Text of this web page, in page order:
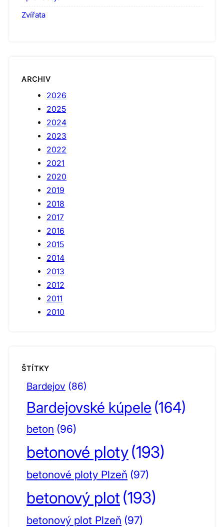
Zvířata
ARCHIV
2026
2025
2024
2023
2022
2021
2020
2019
2018
2017
2016
2015
2014
2013
2012
2011
2010
ŠTÍTKY
Bardejov (86)
Bardejovské kúpele (164)
beton (96)
betonové ploty(193)
betonové ploty Plzeň (97)
betonový plot (193)
betonový plot Plzeň (97)